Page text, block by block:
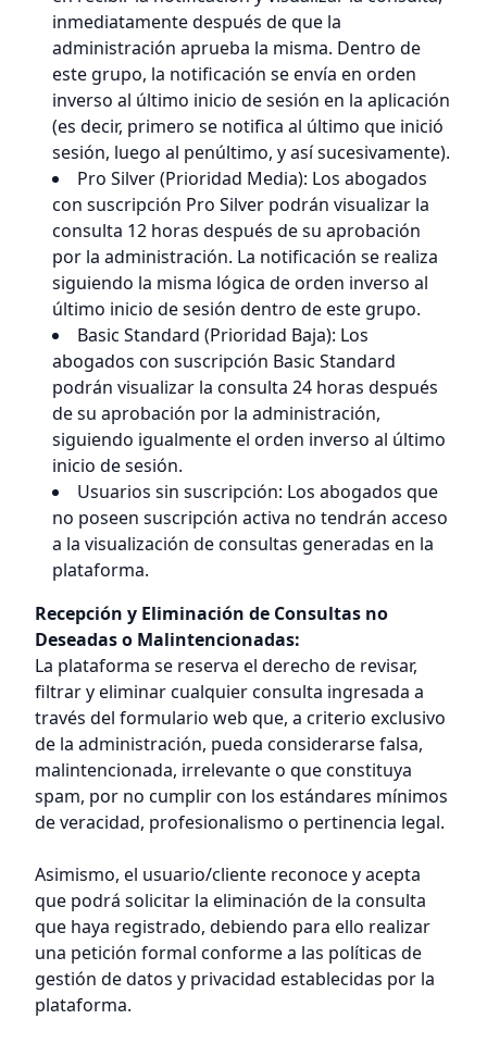
inmediatamente después de que la
administración aprueba la misma. Dentro de
este grupo, la notificación se envía en orden
inverso al último inicio de sesión en la aplicación
(es decir, primero se notifica al último que inició
sesión, luego al penúltimo, y así sucesivamente).
Pro Silver (Prioridad Media): Los abogados
con suscripción Pro Silver podrán visualizar la
consulta 12 horas después de su aprobación
por la administración. La notificación se realiza
siguiendo la misma lógica de orden inverso al
último inicio de sesión dentro de este grupo.
Basic Standard (Prioridad Baja): Los
abogados con suscripción Basic Standard
podrán visualizar la consulta 24 horas después
de su aprobación por la administración,
siguiendo igualmente el orden inverso al último
inicio de sesión.
Usuarios sin suscripción: Los abogados que
no poseen suscripción activa no tendrán acceso
a la visualización de consultas generadas en la
plataforma.
Recepción y Eliminación de Consultas no
Deseadas o Malintencionadas:
La plataforma se reserva el derecho de revisar,
filtrar y eliminar cualquier consulta ingresada a
través del formulario web que, a criterio exclusivo
de la administración, pueda considerarse falsa,
malintencionada, irrelevante o que constituya
spam, por no cumplir con los estándares mínimos
de veracidad, profesionalismo o pertinencia legal.
Asimismo, el usuario/cliente reconoce y acepta
que podrá solicitar la eliminación de la consulta
que haya registrado, debiendo para ello realizar
una petición formal conforme a las políticas de
gestión de datos y privacidad establecidas por la
plataforma.